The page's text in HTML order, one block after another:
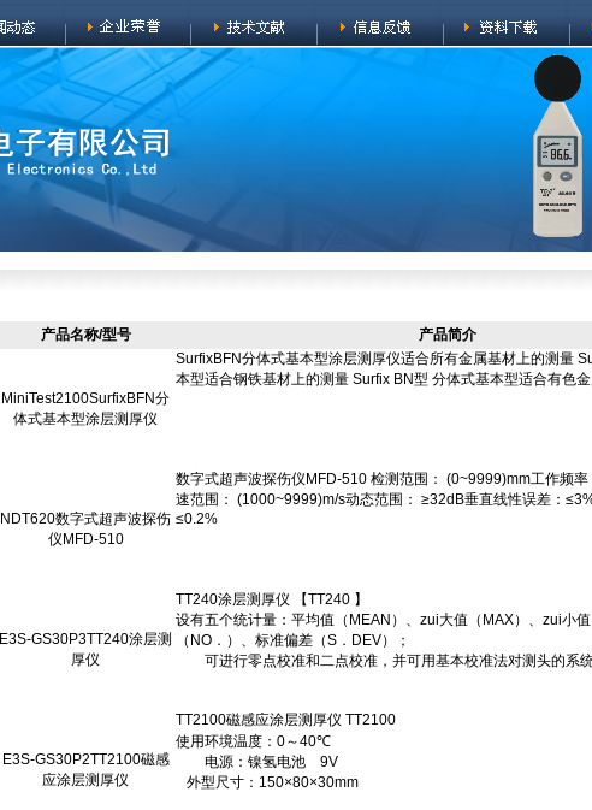
产品名称/型号 产品简介
MiniTest2100SurfixBFN分
体式基本型涂层测厚仪
NDT620数字式超声波探伤
仪MFD-510
E3S-GS30P3TT240涂层测
厚仪
E3S-GS30P2TT2100磁感
应涂层测厚仪